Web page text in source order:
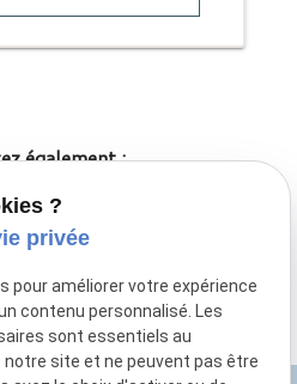
également :
?
privée
pour améliorer votre expérience
contenu personnalisé. Les
sont essentiels au
site et ne peuvent pas être